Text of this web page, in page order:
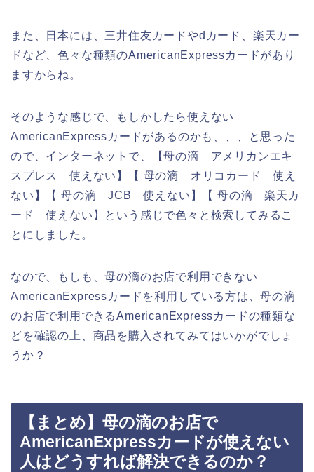
また、日本には、三井住友カードやdカード、楽天カー
ドなど、色々な種類のAmericanExpressカードがあり
ますからね。
そのような感じで、もしかしたら使えない
AmericanExpressカードがあるのかも、、、と思った
ので、インターネットで、【母の滴 アメリカンエキ
スプレス 使えない】【 母の滴 オリコカード 使え
ない】【 母の滴 JCB 使えない】【 母の滴 楽天カ
ード 使えない】という感じで色々と検索してみるこ
とにしました。
なので、もしも、母の滴のお店で利用できない
AmericanExpressカードを利用している方は、母の滴
のお店で利用できるAmericanExpressカードの種類な
どを確認の上、商品を購入されてみてはいかがでしょ
うか？
【まとめ】母の滴のお店で
AmericanExpressカードが使えない
人はどうすれば解決できるのか？